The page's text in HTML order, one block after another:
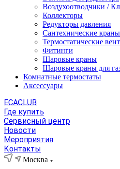
Воздухоотводчики /
Коллекторы
Редукторы давления
Сантехнические краны
Термостатические
Фитинги
Шаровые краны
Шаровые краны для
Комнатные термостаты
Аксессуары
ECACLUB
Где купить
Сервисный центр
Новости
Мероприятия
Контакты
Москва